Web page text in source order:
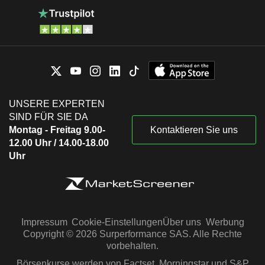
UNSERE EXPERTEN
SIND FÜR SIE DA
Montag - Freitag 9.00-
12.00 Uhr / 14.00-18.00
Uhr
Kontaktieren Sie uns
Impressum Cookie-EinstellungenÜber uns Werbung
Copyright © 2026 Surperformance SAS. Alle Rechte
vorbehalten.